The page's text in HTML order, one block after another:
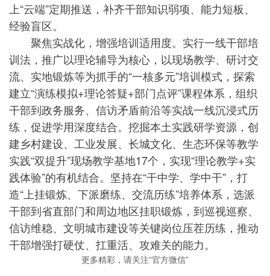
上“云端”定期推送，补齐干部知识弱项、能力短板、
经验盲区。
聚焦实战化，增强培训适用度。实行一线干部培
训法，推广以理论辅导为核心，以现场教学、研讨交
流、实地锻炼等为抓手的“一核多元”培训模式，探索
建立“演练模拟+理论答疑+部门点评”课程体系，组织
干部到政务服务、信访矛盾前沿等实战一线沉浸式历
练，促进学用深度结合。挖掘本土实践研学资源，创
建乡村建设、工业发展、长城文化、生态环保等教学
实践“双提升”现场教学基地17个，实现“理论教学+实
践体验”的有机结合。坚持在“干中学、学中干”，打
造“上挂锻炼、下派磨练、交流历练”培养体系，选派
干部到省直部门和周边地区挂职锻炼，到巡视巡察、
信访维稳、文明城市建设等关键岗位压茬历练，推动
干部增强打硬仗、扛重活、攻难关的能力。
更多精彩，请关注“官方微信”